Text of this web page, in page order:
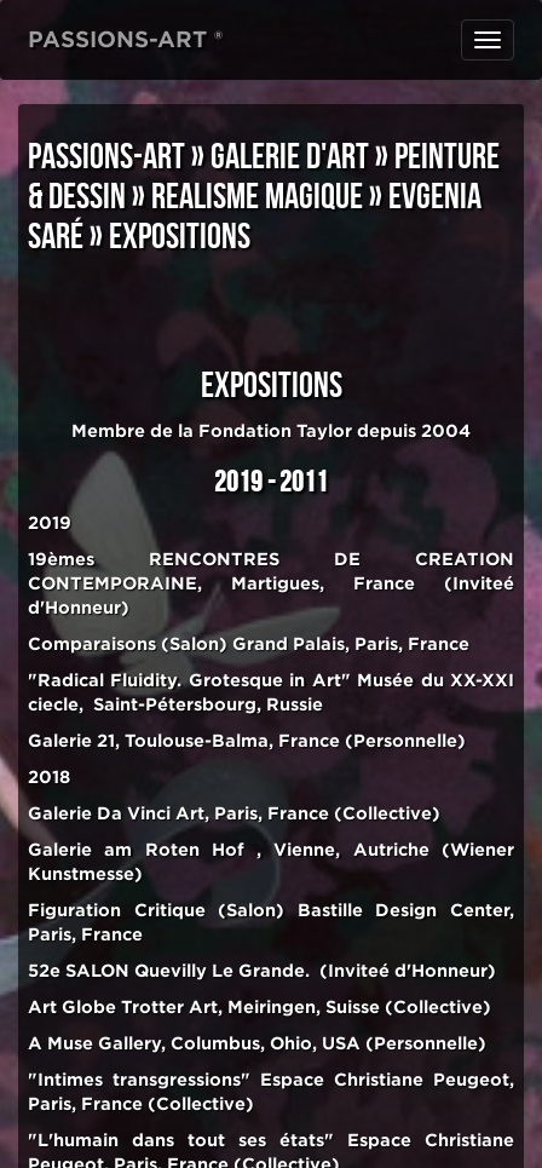
PASSIONS-ART ®
PASSIONS-ART»GALERIE D'ART»PEINTURE
& DESSIN»REALISME MAGIQUE»EVGENIA
SARÉ»EXPOSITIONS
EXPOSITIONS
Membre de la Fondation Taylor depuis 2004
2019 - 2011
2019
19èmes RENCONTRES DE CREATION
CONTEMPORAINE, Martigues, France (Inviteé
d'Honneur)
Comparaisons (Salon) Grand Palais, Paris, France
"Radical Fluidity. Grotesque in Art" Musée du XX-XXI
ciecle, Saint-Pétersbourg, Russie
Galerie 21, Toulouse-Balma, France (Personnelle)
2018
Galerie Da Vinci Art, Paris, France (Collective)
Galerie am Roten Hof , Vienne, Autriche (Wiener
Kunstmesse)
Figuration Critique (Salon) Bastille Design Center,
Paris, France
52e SALON Quevilly Le Grande. (Inviteé d'Honneur)
Art Globe Trotter Art, Meiringen, Suisse (Collective)
A Muse Gallery, Columbus, Ohio, USA (Personnelle)
"Intimes transgressions" Espace Christiane Peugeot,
Paris, France (Collective)
"L'humain dans tout ses états" Espace Christiane